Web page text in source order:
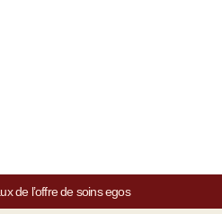
de l’offre de soins egos